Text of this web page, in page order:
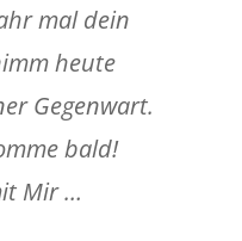
mal dein
heute
Gegenwart.
bald!
Mir …